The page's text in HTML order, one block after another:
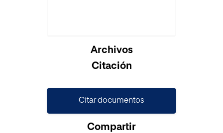
Archivos
Citación
Citar documentos
Compartir